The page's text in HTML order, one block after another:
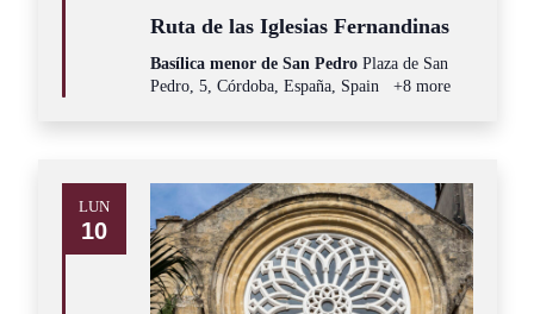
Ruta de las Iglesias Fernandinas
Basílica menor de San Pedro Plaza de San
Pedro, 5, Córdoba, España, Spain
+8 more
LUN
10